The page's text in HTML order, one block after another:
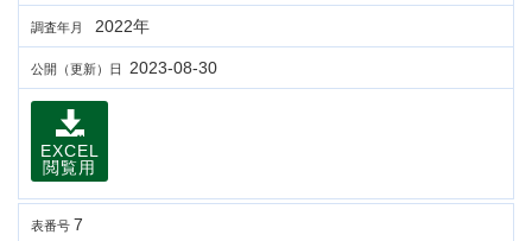
調査年月 2022年
公開（更新）日 2023-08-30
EXCEL
閲覧用
表番号 7